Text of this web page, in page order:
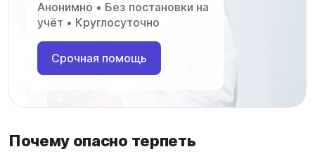
Анонимно • Без постановки на
учёт • Круглосуточно
Срочная помощь
Почему опасно терпеть